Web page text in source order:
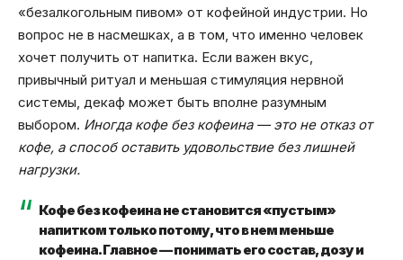
«безалкогольным пивом» от кофейной индустрии. Но
вопрос не в насмешках, а в том, что именно человек
хочет получить от напитка. Если важен вкус,
привычный ритуал и меньшая стимуляция нервной
системы, декаф может быть вполне разумным
выбором. Иногда кофе без кофеина — это не отказ от
кофе, а способ оставить удовольствие без лишней
нагрузки.
Кофе без кофеина не становится «пустым»
напитком только потому, что в нем меньше
кофеина. Главное — понимать его состав, дозу и